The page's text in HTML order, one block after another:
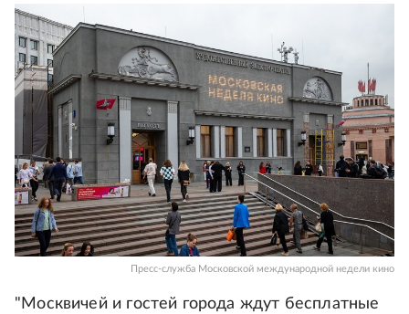
Пресс-служба Московской международной недели кино
"Москвичей и гостей города ждут бесплатные